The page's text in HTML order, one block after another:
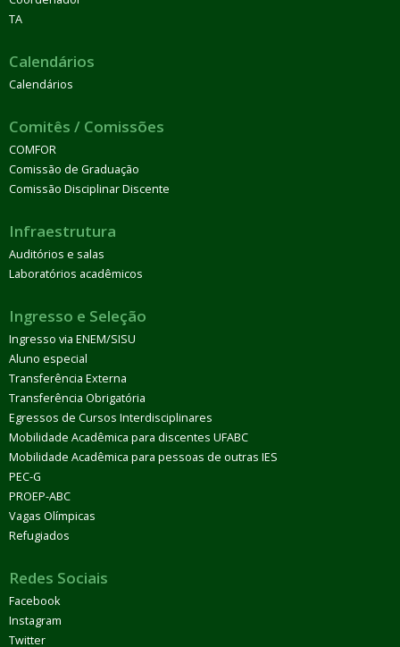
TA
Calendários
Calendários
Comitês / Comissões
COMFOR
Comissão de Graduação
Comissão Disciplinar Discente
Infraestrutura
Auditórios e salas
Laboratórios acadêmicos
Ingresso e Seleção
Ingresso via ENEM/SISU
Aluno especial
Transferência Externa
Transferência Obrigatória
Egressos de Cursos Interdisciplinares
Mobilidade Acadêmica para discentes UFABC
Mobilidade Acadêmica para pessoas de outras IES
PEC-G
PROEP-ABC
Vagas Olímpicas
Refugiados
Redes Sociais
Facebook
Instagram
Twitter